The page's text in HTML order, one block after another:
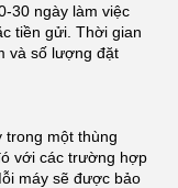
30 ngày làm việc
tiền gửi. Thời gian
và số lượng đặt
trong một thùng
với các trường hợp
máy sẽ được bảo